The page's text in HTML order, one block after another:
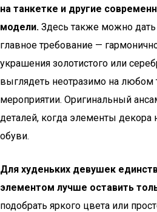
на танкетке и другие
модели. Здесь также можно
главное требование —
украшения золотистого или
выглядеть неотразимо на
мероприятии. Оригинальный
деталей, когда элементы декора
обуви.
Для худеньких девушек
элементом лучше оставить
подобрать яркого цвета или